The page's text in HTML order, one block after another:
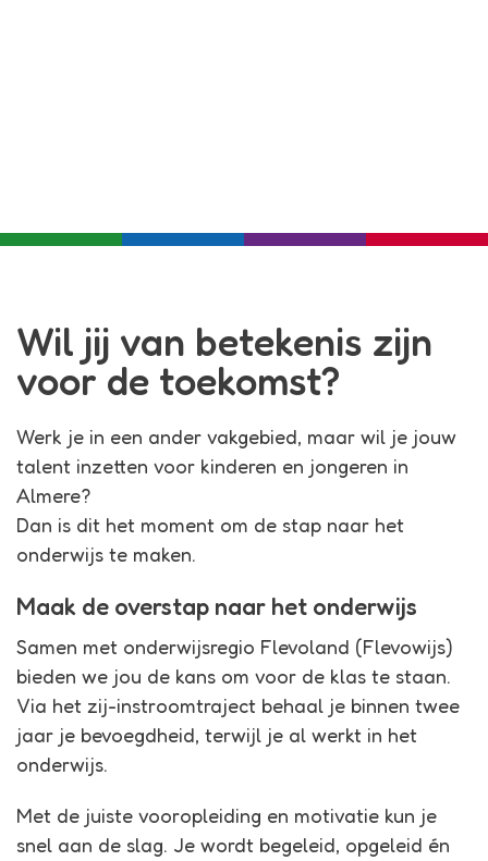
Met onze begeleiding sta je zo voor de klas!
Wil jij van betekenis zijn
voor de toekomst?
Werk je in een ander vakgebied, maar wil je jouw
talent inzetten voor kinderen en jongeren in
Almere?
Dan is dit het moment om de stap naar het
onderwijs te maken.
Maak de overstap naar het onderwijs
Samen met onderwijsregio Flevoland (Flevowijs)
bieden we jou de kans om voor de klas te staan.
Via het zij-instroomtraject behaal je binnen twee
jaar je bevoegdheid, terwijl je al werkt in het
onderwijs.
Met de juiste vooropleiding en motivatie kun je
snel aan de slag. Je wordt begeleid, opgeleid én